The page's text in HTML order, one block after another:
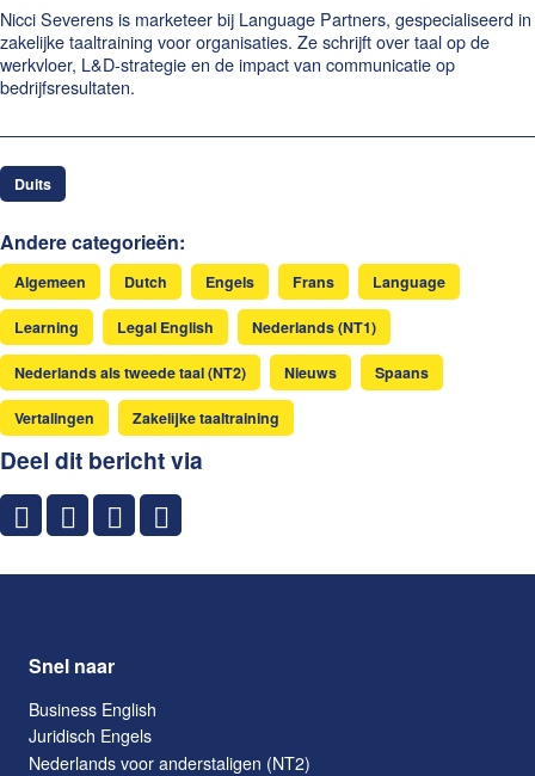
Nicci Severens is marketeer bij Language Partners, gespecialiseerd in
zakelijke taaltraining voor organisaties. Ze schrijft over taal op de
werkvloer, L&D-strategie en de impact van communicatie op
bedrijfsresultaten.
Duits
Andere categorieën:
Algemeen Dutch Engels Frans Language
Learning Legal English Nederlands (NT1)
Nederlands als tweede taal (NT2) Nieuws Spaans
Vertalingen Zakelijke taaltraining
Deel dit bericht via
Snel naar
Business English
Juridisch Engels
Nederlands voor anderstaligen (NT2)